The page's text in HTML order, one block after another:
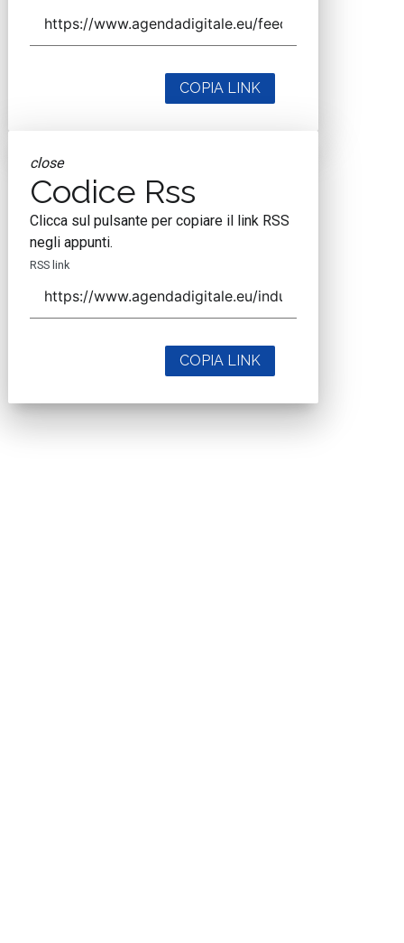
COPIA LINK
close
Codice Rss
Clicca sul pulsante per copiare il link RSS
negli appunti.
RSS link
COPIA LINK